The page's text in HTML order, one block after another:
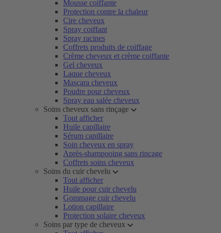
Mousse coiffante
Protection contre la chaleur
Cire cheveux
Spray coiffant
Spray racines
Coffrets produits de coiffage
Crème cheveux et crème coiffante
Gel cheveux
Laque cheveux
Mascara cheveux
Poudre pour cheveux
Spray eau salée cheveux
Soins cheveux sans rinçage
Tout afficher
Huile capillaire
Sérum capillaire
Soin cheveux en spray
Après-shampooing sans rinçage
Coffrets soins cheveux
Soins du cuir chevelu
Tout afficher
Huile pour cuir chevelu
Gommage cuir chevelu
Lotion capillaire
Protection solaire cheveux
Soins par type de cheveux